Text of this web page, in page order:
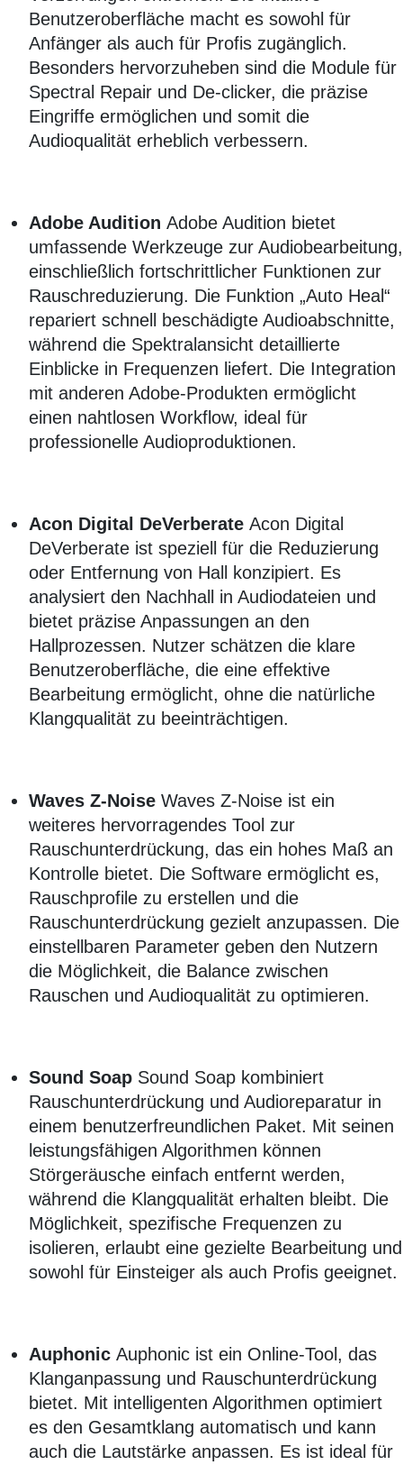
Benutzeroberfläche macht es sowohl für
Anfänger als auch für Profis zugänglich.
Besonders hervorzuheben sind die Module für
Spectral Repair und De-clicker, die präzise
Eingriffe ermöglichen und somit die
Audioqualität erheblich verbessern.
Adobe Audition Adobe Audition bietet
umfassende Werkzeuge zur Audiobearbeitung,
einschließlich fortschrittlicher Funktionen zur
Rauschreduzierung. Die Funktion „Auto Heal“
repariert schnell beschädigte Audioabschnitte,
während die Spektralansicht detaillierte
Einblicke in Frequenzen liefert. Die Integration
mit anderen Adobe-Produkten ermöglicht
einen nahtlosen Workflow, ideal für
professionelle Audioproduktionen.
Acon Digital DeVerberate Acon Digital
DeVerberate ist speziell für die Reduzierung
oder Entfernung von Hall konzipiert. Es
analysiert den Nachhall in Audiodateien und
bietet präzise Anpassungen an den
Hallprozessen. Nutzer schätzen die klare
Benutzeroberfläche, die eine effektive
Bearbeitung ermöglicht, ohne die natürliche
Klangqualität zu beeinträchtigen.
Waves Z-Noise Waves Z-Noise ist ein
weiteres hervorragendes Tool zur
Rauschunterdrückung, das ein hohes Maß an
Kontrolle bietet. Die Software ermöglicht es,
Rauschprofile zu erstellen und die
Rauschunterdrückung gezielt anzupassen. Die
einstellbaren Parameter geben den Nutzern
die Möglichkeit, die Balance zwischen
Rauschen und Audioqualität zu optimieren.
Sound Soap Sound Soap kombiniert
Rauschunterdrückung und Audioreparatur in
einem benutzerfreundlichen Paket. Mit seinen
leistungsfähigen Algorithmen können
Störgeräusche einfach entfernt werden,
während die Klangqualität erhalten bleibt. Die
Möglichkeit, spezifische Frequenzen zu
isolieren, erlaubt eine gezielte Bearbeitung und
sowohl für Einsteiger als auch Profis geeignet.
Auphonic Auphonic ist ein Online-Tool, das
Klanganpassung und Rauschunterdrückung
bietet. Mit intelligenten Algorithmen optimiert
es den Gesamtklang automatisch und kann
auch die Lautstärke anpassen. Es ist ideal für